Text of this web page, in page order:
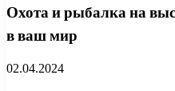
Охота и рыбалка на
в ваш мир
02.04.2024